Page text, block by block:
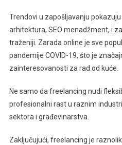
Trendovi u zapošljavanju
arhitektura, SEO menadžment, i
traženiji. Zarada online je sve
pandemije COVID-19, što je
zainteresovanosti za rad od kuće.
Ne samo da freelancing nudi
profesionalni rast u raznim
sektora i građevinarstva.
Zaključujući, freelancing je